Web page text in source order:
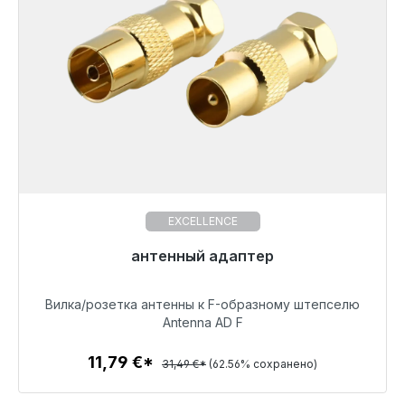
EXCELLENCE
антенный адаптер
Готовы к немедленной отправке, срок поставки
11,79 €
Детали
Вилка/розетка антенны к F-образному штепселю
Antenna AD F
11,79 €* 31,49 €* (62.56% сохранено)